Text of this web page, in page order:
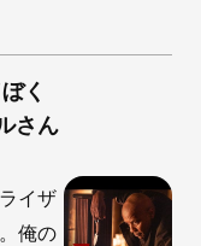
く
さん
イザ
俺の